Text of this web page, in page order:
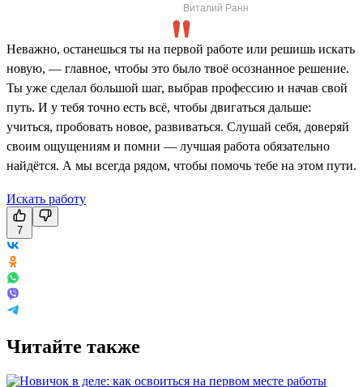
Виталий Ранн
Неважно, останешься ты на первой работе или решишь искать
новую, — главное, чтобы это было твоё осознанное решение.
Ты уже сделал большой шаг, выбрав профессию и начав свой
путь. И у тебя точно есть всё, чтобы двигаться дальше:
учиться, пробовать новое, развиваться. Слушай себя, доверяй
своим ощущениям и помни — лучшая работа обязательно
найдётся. А мы всегда рядом, чтобы помочь тебе на этом пути.
Искать работу
7
Читайте также